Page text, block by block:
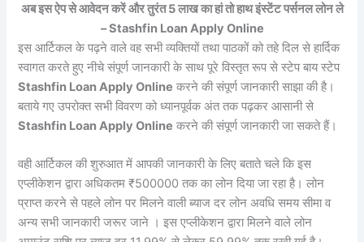
अब इस ऐप से आवेदन करें और तुरंत 5 लाख का हां तो हाथ इंस्टेंट पर्सनल लोन ले
– Stashfin Loan Apply Online
इस आर्टिकल के पढ़ने वाले वह सभी व्यक्तियों तथा पाठकों को तहे दिल से हार्दिक
स्वागत करते हुए नीचे संपूर्ण जानकारी के साथ पूरे विस्तृत रूप से स्टेप बाय स्टेप
Stashfin Loan Apply Online करने की संपूर्ण जानकारी साझा की है।
बताये गए उपरोक्त सभी विवरण को ध्यानपूर्वक अंत तक पढ़कर आसानी से
Stashfin Loan Apply Online करने की संपूर्ण जानकारी जा सकते हैं।
वही आर्टिकल की शुरुआत में आपकी जानकारी के लिए बताते चले कि इस
एप्लीकेशन द्वारा अधिकतम ₹500000 तक का लोन दिया जा रहा है। लोन
प्राप्त करने से पहले लोन पर मिलने वाली ब्याज दर लोन अवधि समय सीमा व
अन्य सभी जानकारी जरूर जाने । इस एप्लीकेशन द्वारा मिलने वाले लोन